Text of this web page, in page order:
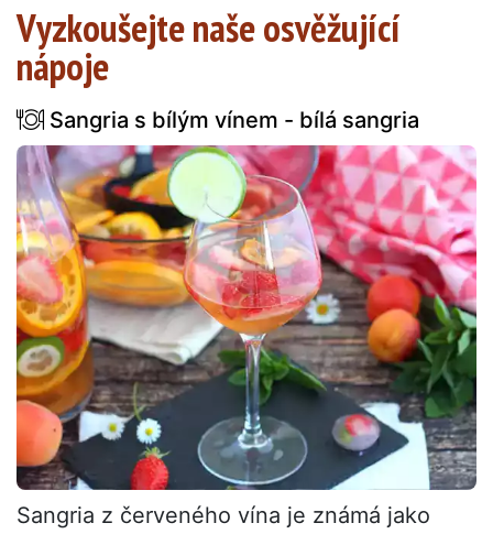
Vyzkoušejte naše osvěžující
nápoje
Sangria s bílým vínem - bílá sangria
Sangria z červeného vína je známá jako